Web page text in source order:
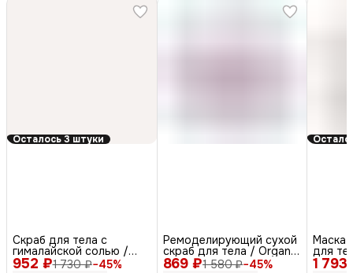
Осталось 3 штуки
952 ₽1 730 ₽−45%
Скраб для тела с
гималайской солью /
Pink Grapefruit 869 ₽1 580 ₽−45%
Ремоделирующий сухой
скраб для тела / Organic
Almond Smooth 1 793
Маска
для
/ Soft